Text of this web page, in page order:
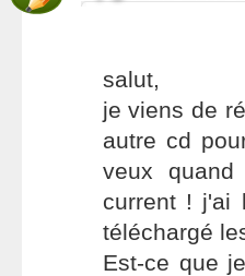
salut,
je viens de
autre cd
veux
current ! j'ai
téléchargé
Est-ce que